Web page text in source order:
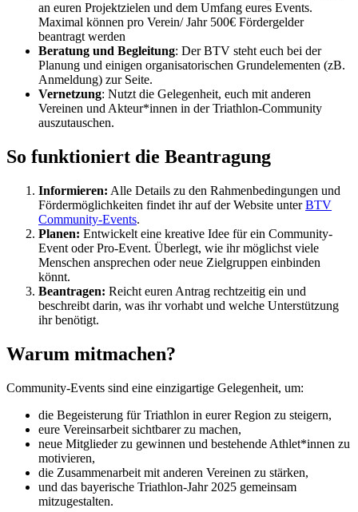
an euren Projektzielen und dem Umfang eures Events.
Maximal können pro Verein/ Jahr 500€ Fördergelder
beantragt werden
Beratung und Begleitung: Der BTV steht euch bei der
Planung und einigen organisatorischen Grundelementen (zB.
Anmeldung) zur Seite.
Vernetzung: Nutzt die Gelegenheit, euch mit anderen
Vereinen und Akteur*innen in der Triathlon-Community
auszutauschen.
So funktioniert die Beantragung
Informieren: Alle Details zu den Rahmenbedingungen und
Fördermöglichkeiten findet ihr auf der Website unterBTV
Community-Events.
Planen: Entwickelt eine kreative Idee für ein Community-
Event oder Pro-Event. Überlegt, wie ihr möglichst viele
Menschen ansprechen oder neue Zielgruppen einbinden
könnt.
Beantragen: Reicht euren Antrag rechtzeitig ein und
beschreibt darin, was ihr vorhabt und welche Unterstützung
ihr benötigt.
Warum mitmachen?
Community-Events sind eine einzigartige Gelegenheit, um:
die Begeisterung für Triathlon in eurer Region zu steigern,
eure Vereinsarbeit sichtbarer zu machen,
neue Mitglieder zu gewinnen und bestehende Athlet*innen zu
motivieren,
die Zusammenarbeit mit anderen Vereinen zu stärken,
und das bayerische Triathlon-Jahr 2025 gemeinsam
mitzugestalten.